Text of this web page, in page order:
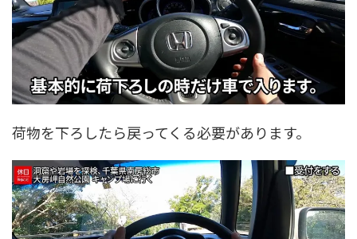
荷物を下ろしたら戻ってくる必要があります。